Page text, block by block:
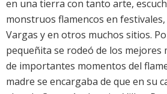
en una tierra con tanto arte,
monstruos flamencos en festivales,
Vargas y en otros muchos sitios.
pequeñita se rodeó de los mejores
de importantes momentos del
madre se encargaba de que en su